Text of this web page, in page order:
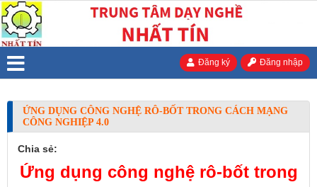
Đăng ký Đăng nhập
ỨNG DỤNG CÔNG NGHỆ RÔ-BỐT TRONG CÁCH MẠNG
CÔNG NGHIỆP 4.0
Chia sẻ:
Ứng dụng công nghệ rô-bốt trong